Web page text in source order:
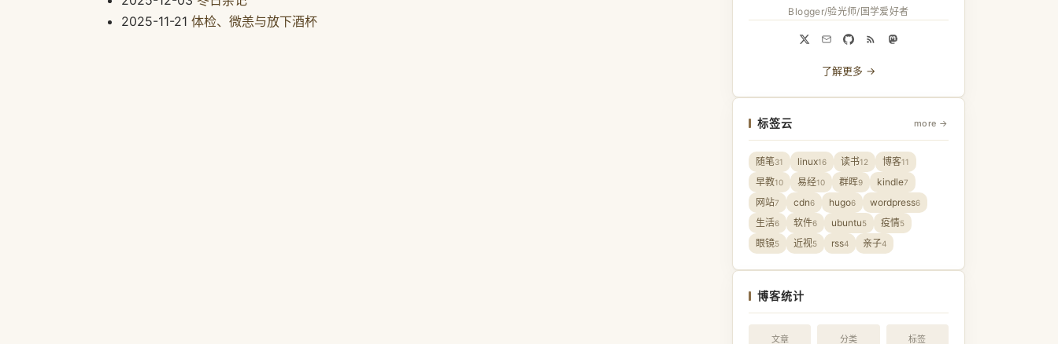
2025-11-21 体检、微恙与放下酒杯
Blogger/验光师/国学爱好者
了解更多 →
标签云 more →
随笔31 linux16 读书12 博客11
早教10 易经10 群晖9 kindle7
网站7 cdn6 hugo6 wordpress6
生活6 软件6 ubuntu5 疫情5
眼镜5 近视5 rss4 亲子4
博客统计
文章 分类 标签